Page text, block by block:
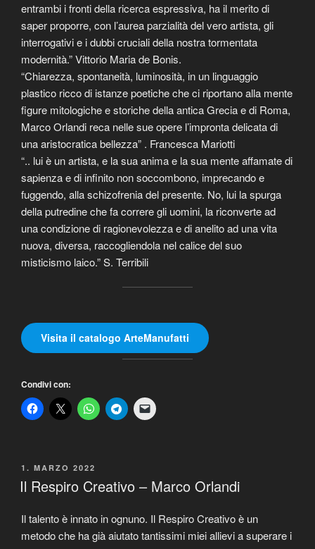
entrambi i fronti della ricerca espressiva, ha il merito di
saper proporre, con l’aurea parzialità del vero artista, gli
interrogativi e i dubbi cruciali della nostra tormentata
modernità.” Vittorio Maria de Bonis.
“Chiarezza, spontaneità, luminosità, in un linguaggio
plastico ricco di istanze poetiche che ci riportano alla mente
figure mitologiche e storiche della antica Grecia e di Roma,
Marco Orlandi reca nelle sue opere l’impronta delicata di
una aristocratica bellezza” . Francesca Mariotti
“.. lui è un artista, e la sua anima e la sua mente affamate di
sapienza e di infinito non soccombono, imprecando e
fuggendo, alla schizofrenia del presente. No, lui la spurga
della putredine che fa correre gli uomini, la riconverte ad
una condizione di ragionevolezza e di anelito ad una vita
nuova, diversa, raccogliendola nel calice del suo
misticismo laico.” S. Terribili
Visita il catalogo ArteManufatti
Condivi con:
PUBBLICATO
IL
1. MARZO 2022
Il Respiro Creativo – Marco Orlandi
Il talento è innato in ognuno. Il Respiro Creativo è un
metodo che ha già aiutato tantissimi miei allievi a superare i